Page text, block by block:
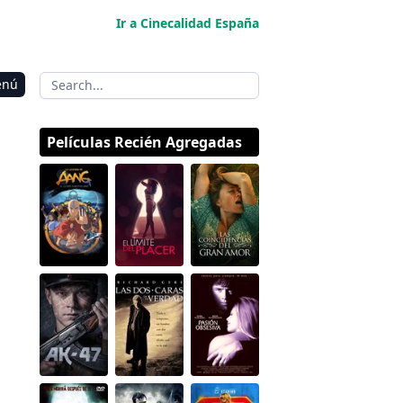
Ir a Cinecalidad España
Películas Recién Agregadas